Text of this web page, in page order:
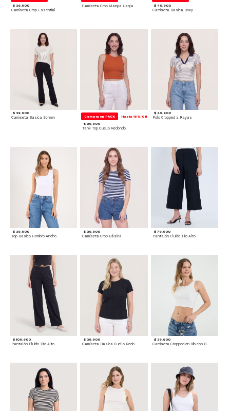
$ 39.900
Camiseta Crop Essential
Camiseta Crop Manga Larga $ 49.900
Camiseta Basica Boxy
$ 39.900
Camiseta Basica Screen Compra en PACK Hasta 15% Off
$ 29.900
Tank Top Cuello Redondo
$ 49.900
Polo Cropped a Rayas
$ 39.900
Top Basico Hombro Ancho
$ 39.900
Camiseta Crop Básica
$ 79.900
Pantalón Fluido Tiro Alto
$ 109.900
Pantalón Fluido Tiro Alto
$ 39.900
Camiseta Básica Cuello Redondo
$ 39.900